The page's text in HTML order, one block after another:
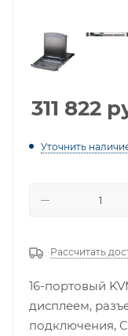
311 822
Уточнить
Рассчитать
16-портовый
дисплеем,
подключения,